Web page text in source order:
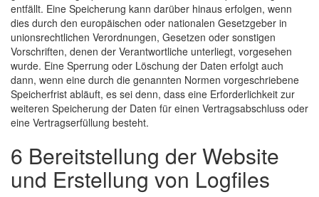
entfällt. Eine Speicherung kann darüber hinaus erfolgen, wenn
dies durch den europäischen oder nationalen Gesetzgeber in
unionsrechtlichen Verordnungen, Gesetzen oder sonstigen
Vorschriften, denen der Verantwortliche unterliegt, vorgesehen
wurde. Eine Sperrung oder Löschung der Daten erfolgt auch
dann, wenn eine durch die genannten Normen vorgeschriebene
Speicherfrist abläuft, es sei denn, dass eine Erforderlichkeit zur
weiteren Speicherung der Daten für einen Vertragsabschluss oder
eine Vertragserfüllung besteht.
6 Bereitstellung der Website
und Erstellung von Logfiles